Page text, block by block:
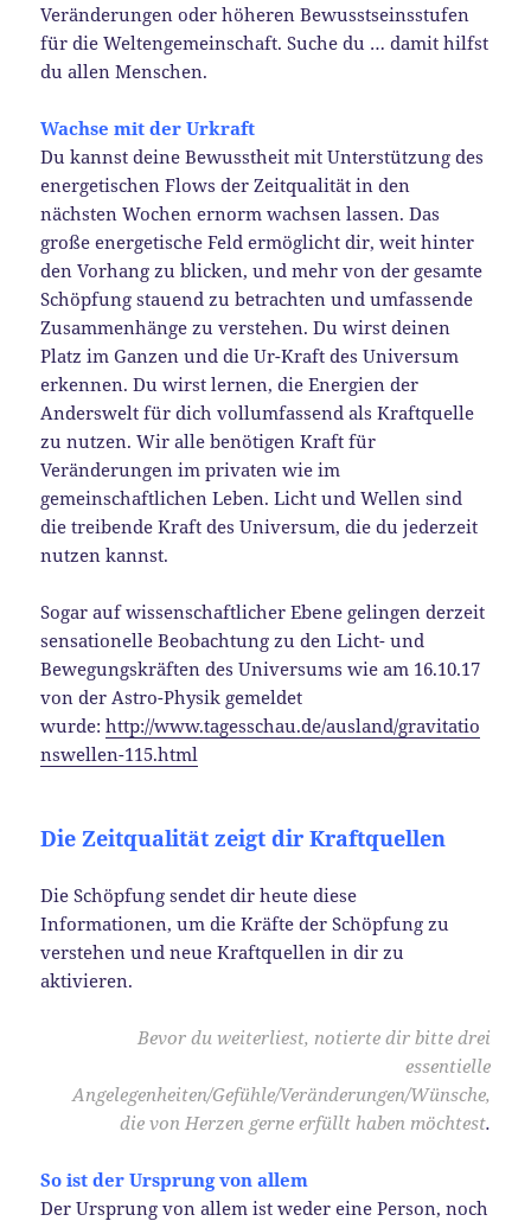
Veränderungen oder höheren Bewusstseinsstufen
für die Weltengemeinschaft. Suche du … damit hilfst
du allen Menschen.
Wachse mit der Urkraft
Du kannst deine Bewusstheit mit Unterstützung des
energetischen Flows der Zeitqualität in den
nächsten Wochen ernorm wachsen lassen. Das
große energetische Feld ermöglicht dir, weit hinter
den Vorhang zu blicken, und mehr von der gesamte
Schöpfung stauend zu betrachten und umfassende
Zusammenhänge zu verstehen. Du wirst deinen
Platz im Ganzen und die Ur-Kraft des Universum
erkennen. Du wirst lernen, die Energien der
Anderswelt für dich vollumfassend als Kraftquelle
zu nutzen. Wir alle benötigen Kraft für
Veränderungen im privaten wie im
gemeinschaftlichen Leben. Licht und Wellen sind
die treibende Kraft des Universum, die du jederzeit
nutzen kannst.
Sogar auf wissenschaftlicher Ebene gelingen derzeit
sensationelle Beobachtung zu den Licht- und
Bewegungskräften des Universums wie am 16.10.17
von der Astro-Physik gemeldet
wurde:http://www.tagesschau.de/ausland/gravitatio
nswellen-115.html
Die Zeitqualität zeigt dir Kraftquellen
Die Schöpfung sendet dir heute diese
Informationen, um die Kräfte der Schöpfung zu
verstehen und neue Kraftquellen in dir zu
aktivieren.
Bevor du weiterliest, notierte dir bitte drei
essentielle
Angelegenheiten/Gefühle/Veränderungen/Wünsche,
die von Herzen gerne erfüllt haben möchtest.
So ist der Ursprung von allem
Der Ursprung von allem ist weder eine Person, noch